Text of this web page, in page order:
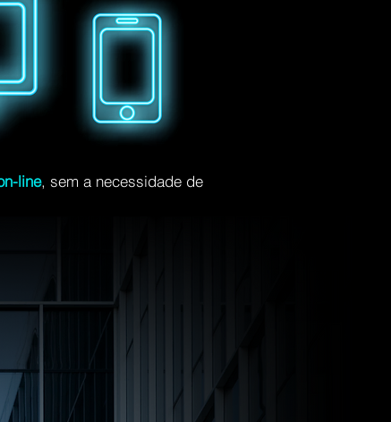
line, sem a necessidade de